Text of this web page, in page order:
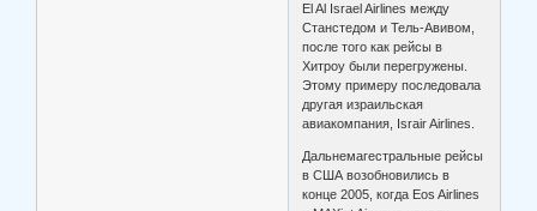
El Al Israel Airlines между
Станстедом и Тель-Авивом,
после того как рейсы в
Хитроу были перегружены.
Этому примеру последовала
другая израильская
авиакомпания, Israir Airlines.
Дальнемагестральные рейсы
в США возобновились в
конце 2005, когда Eos Airlines